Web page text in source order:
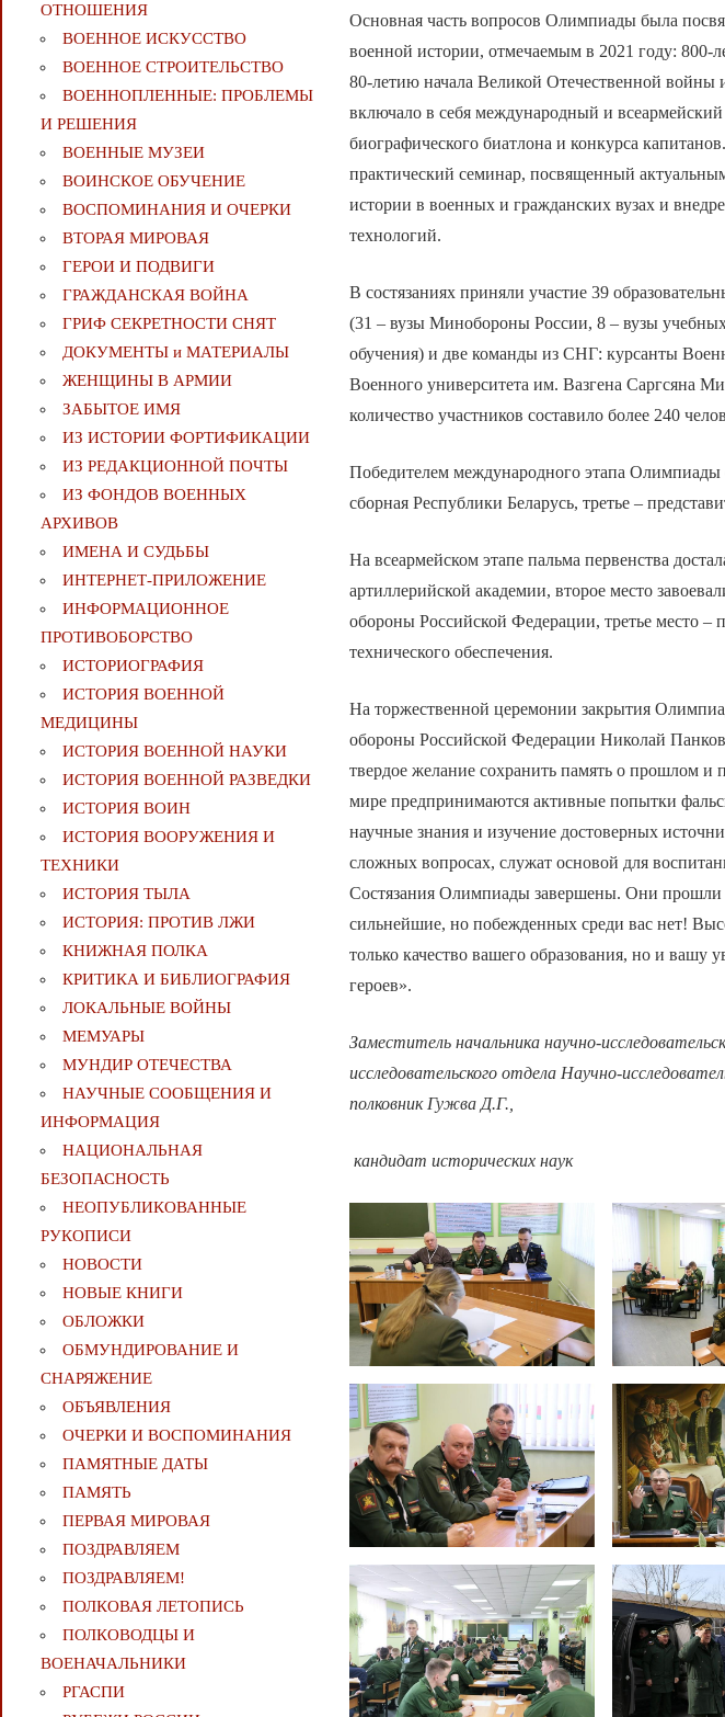
Основная часть вопросов Олимпиады была
военной истории, отмечаемым в 2021 году: 800-
80-летию начала Великой Отечественной
включало в себя международный и
биографического биатлона и конкурса
практический семинар, посвященный
истории в военных и гражданских вузах и
технологий.
В состязаниях приняли участие 39
(31 – вузы Минобороны России, 8 – вузы
обучения) и две команды из СНГ: курсанты
Военного университета им. Вазгена Саргсяна
количество участников составило более 240
Победителем международного этапа Олимпиады
сборная Республики Беларусь, третье –
На всеармейском этапе пальма первенства
артиллерийской академии, второе место
обороны Российской Федерации, третье место –
технического обеспечения.
На торжественной церемонии закрытия
обороны Российской Федерации Николай
твердое желание сохранить память о прошлом
мире предпринимаются активные попытки
научные знания и изучение достоверных
сложных вопросах, служат основой для
Состязания Олимпиады завершены. Они прошли
сильнейшие, но побежденных среди вас нет!
только качество вашего образования, но и вашу
героев».
Заместитель начальника научно-
исследовательского отдела Научно-
полковник Гужва Д.Г.,
кандидат исторических наук
ОТНОШЕНИЯ
ВОЕННОЕ ИСКУССТВО
ВОЕННОЕ СТРОИТЕЛЬСТВО
ВОЕННОПЛЕННЫЕ: ПРОБЛЕМЫ
И РЕШЕНИЯ
ВОЕННЫЕ МУЗЕИ
ВОИНСКОЕ ОБУЧЕНИЕ
ВОСПОМИНАНИЯ И ОЧЕРКИ
ВТОРАЯ МИРОВАЯ
ГЕРОИ И ПОДВИГИ
ГРАЖДАНСКАЯ ВОЙНА
ГРИФ СЕКРЕТНОСТИ СНЯТ
ДОКУМЕНТЫ и МАТЕРИАЛЫ
ЖЕНЩИНЫ В АРМИИ
ЗАБЫТОЕ ИМЯ
ИЗ ИСТОРИИ ФОРТИФИКАЦИИ
ИЗ РЕДАКЦИОННОЙ ПОЧТЫ
ИЗ ФОНДОВ ВОЕННЫХ
АРХИВОВ
ИМЕНА И СУДЬБЫ
ИНТЕРНЕТ-ПРИЛОЖЕНИЕ
ИНФОРМАЦИОННОЕ
ПРОТИВОБОРСТВО
ИСТОРИОГРАФИЯ
ИСТОРИЯ ВОЕННОЙ
МЕДИЦИНЫ
ИСТОРИЯ ВОЕННОЙ НАУКИ
ИСТОРИЯ ВОЕННОЙ РАЗВЕДКИ
ИСТОРИЯ ВОИН
ИСТОРИЯ ВООРУЖЕНИЯ И
ТЕХНИКИ
ИСТОРИЯ ТЫЛА
ИСТОРИЯ: ПРОТИВ ЛЖИ
КНИЖНАЯ ПОЛКА
КРИТИКА И БИБЛИОГРАФИЯ
ЛОКАЛЬНЫЕ ВОЙНЫ
МЕМУАРЫ
МУНДИР ОТЕЧЕСТВА
НАУЧНЫЕ СООБЩЕНИЯ И
ИНФОРМАЦИЯ
НАЦИОНАЛЬНАЯ
БЕЗОПАСНОСТЬ
НЕОПУБЛИКОВАННЫЕ
РУКОПИСИ
НОВОСТИ
НОВЫЕ КНИГИ
ОБЛОЖКИ
ОБМУНДИРОВАНИЕ И
СНАРЯЖЕНИЕ
ОБЪЯВЛЕНИЯ
ОЧЕРКИ И ВОСПОМИНАНИЯ
ПАМЯТНЫЕ ДАТЫ
ПАМЯТЬ
ПЕРВАЯ МИРОВАЯ
ПОЗДРАВЛЯЕМ
ПОЗДРАВЛЯЕМ!
ПОЛКОВАЯ ЛЕТОПИСЬ
ПОЛКОВОДЦЫ И
ВОЕНАЧАЛЬНИКИ
РГАСПИ